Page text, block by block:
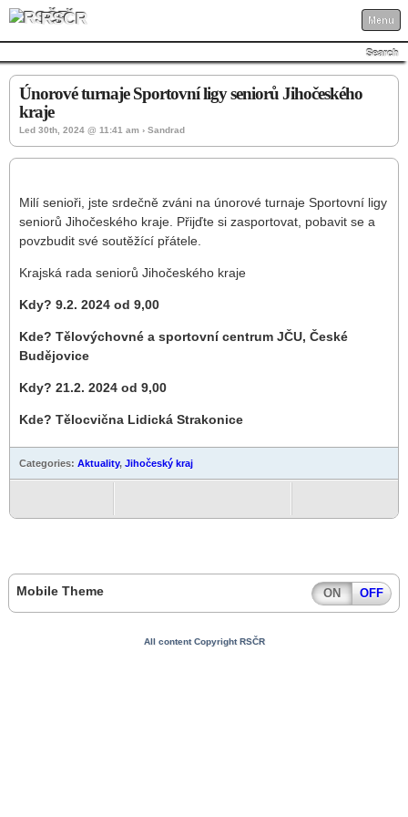
RSČR Menu
Search
Únorové turnaje Sportovní ligy seniorů Jihočeského
kraje
Led 30th, 2024 @ 11:41 am › Sandrad
Milí senioři, jste srdečně zváni na únorové turnaje Sportovní ligy
seniorů Jihočeského kraje. Přijďte si zasportovat, pobavit se a
povzbudit své soutěžící přátele.
Krajská rada seniorů Jihočeského kraje
Kdy? 9.2. 2024 od 9,00
Kde? Tělovýchovné a sportovní centrum JČU, České
Budějovice
Kdy? 21.2. 2024 od 9,00
Kde? Tělocvična Lidická Strakonice
Categories: Aktuality, Jihočeský kraj
Mobile Theme ON OFF
All content Copyright RSČR